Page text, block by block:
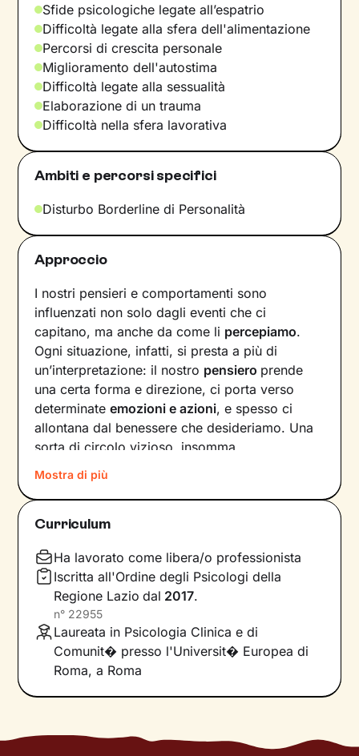
Sfide psicologiche legate all’espatrio
Difficoltà legate alla sfera dell'alimentazione
Percorsi di crescita personale
Miglioramento dell'autostima
Difficoltà legate alla sessualità
Elaborazione di un trauma
Difficoltà nella sfera lavorativa
Ambiti e percorsi specifici
Disturbo Borderline di Personalità
Approccio
I nostri pensieri e comportamenti sono
influenzati non solo dagli eventi che ci
capitano, ma anche da come li percepiamo.
Ogni situazione, infatti, si presta a più di
un’interpretazione: il nostro pensiero prende
una certa forma e direzione, ci porta verso
determinateemozioni e azioni, e spesso ci
allontana dal benessere che desideriamo. Una
sorta di circolo vizioso, insomma.
Si può interrompere questo circuito,
innescando uncambiamento che porti a una
maggiore serenità
comportamenti che lo generano.
Il mio compito sarà quello di accompagnarti in
questo processo, aiutandoti prima di tutto a
diventareconsapevole di tutto quello
influenza l’interpretazione degli eventi della tua
vita. Ti insegnerò a
potenziare le tue risorse
specifici, attraversoesercizi e tecnichein linea
Mostra di più
Curriculum
Ha lavorato come libera/o professionista
Iscritta all'Ordine degli Psicologi della
Regione Lazio dal 2017.
n° 22955
Laureata in Psicologia Clinica e di
Comunit� presso l'Universit� Europea di
Roma, a Roma